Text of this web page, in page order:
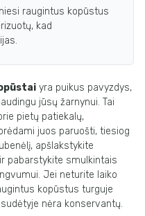
raugintus kopūstus
kad
yra puikus pavyzdys,
jūsų žarnynui. Tai
pietų patiekalų,
juos paruošti, tiesiog
apšlakstykite
pabarstykite smulkintais
Jei neturite laiko
kopūstus turguje
nėra konservantų.